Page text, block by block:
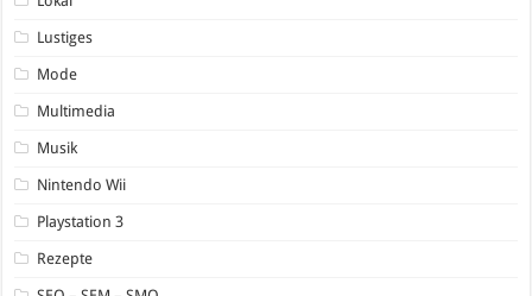
Lustiges
Mode
Multimedia
Musik
Nintendo Wii
Playstation 3
Rezepte